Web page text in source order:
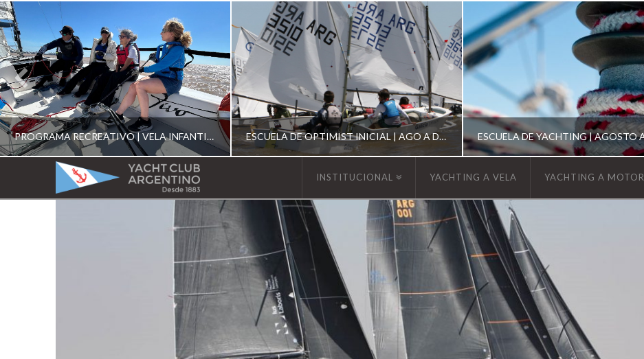
PROGRAMA RECREATIVO | VELA INFANTIL, JUVENIL Y DE CRUCERO 2026
ESCUELA RECREATIVA 2026
ESCUELA DE OPTIMIST INICIAL | AGO A DIC 2026
ESCUELA OPTIMIST ESCUELA DE YACHTING
YACHT
ARGENTINO
INSTITUCIONAL YACHTING A VELA YACHTING A MOTOR